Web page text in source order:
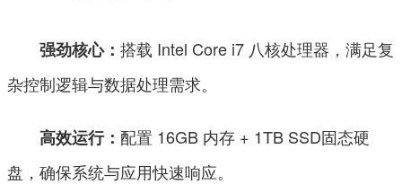
强劲核心：搭载 Intel Core i7 八核处理器，满足复
杂控制逻辑与数据处理需求。
高效运行：配置 16GB 内存 + 1TB SSD固态硬
盘，确保系统与应用快速响应。